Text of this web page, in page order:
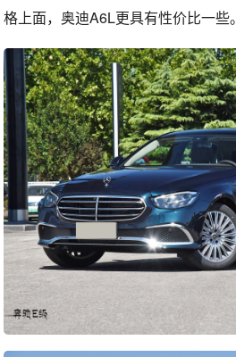
格上面，奥迪A6L更具有性价比一些。